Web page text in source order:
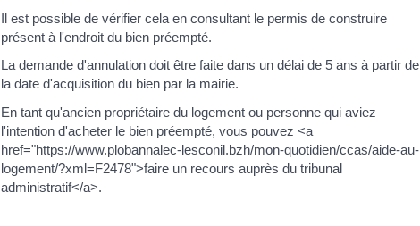
Il est possible de vérifier cela en consultant le permis de construire
présent à l'endroit du bien préempté.
La demande d'annulation doit être faite dans un délai de 5 ans à partir de
la date d'acquisition du bien par la mairie.
En tant qu'ancien propriétaire du logement ou personne qui aviez
l'intention d'acheter le bien préempté, vous pouvez <a
href="https://www.plobannalec-lesconil.bzh/mon-quotidien/ccas/aide-au-
logement/?xml=F2478">faire un recours auprès du tribunal
administratif</a>.